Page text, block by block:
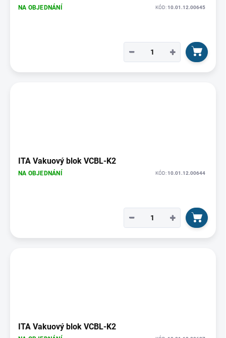
NA OBJEDNÁNÍ KÓD:10.01.12.00645
+
−
ITA Vakuový blok VCBL-K2
NA OBJEDNÁNÍ KÓD:10.01.12.00644
+
−
ITA Vakuový blok VCBL-K2